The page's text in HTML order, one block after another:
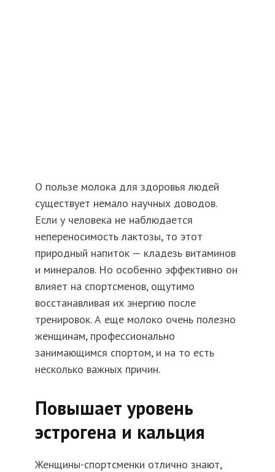
О пользе молока для здоровья людей
существует немало научных доводов.
Если у человека не наблюдается
непереносимость лактозы, то этот
природный напиток — кладезь витаминов
и минералов. Но особенно эффективно он
влияет на спортсменов, ощутимо
восстанавливая их энергию после
тренировок. А еще молоко очень полезно
женщинам, профессионально
занимающимся спортом, и на то есть
несколько важных причин.
Повышает уровень
эстрогена и кальция
Женщины-спортсменки отлично знают,